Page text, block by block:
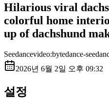
Hilarious viral
colorful home
up of dachshund
Seedancevideo:bytedance-
2026년 6월 2일 오후 09:32
설정